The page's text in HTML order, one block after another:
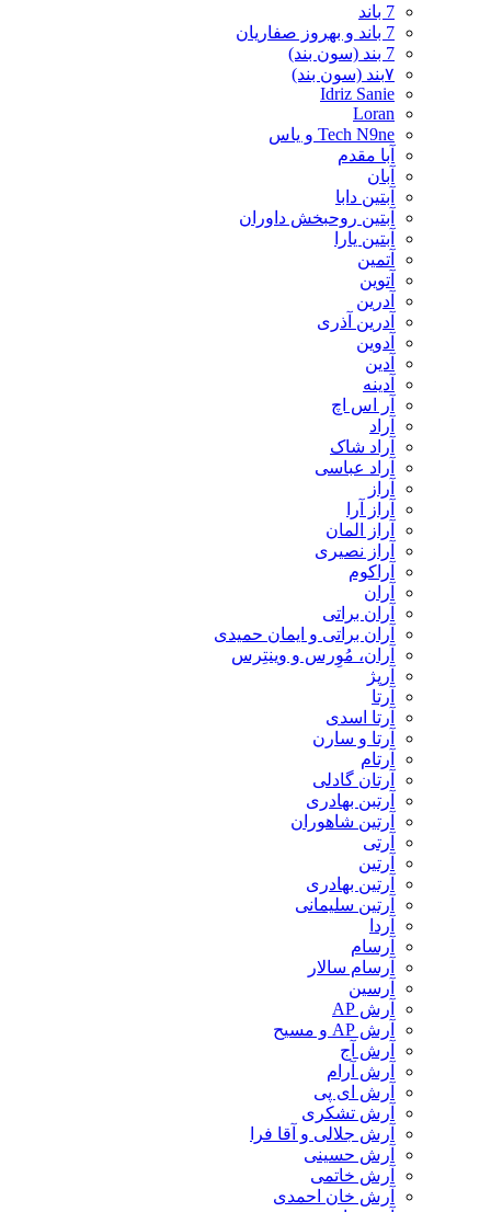
7 باند
7 باند و بهروز صفاریان
7 بند (سون بند)
۷بند (سون بند)
Idriz Sanie
Loran
Tech N9ne و یاس
آبا مقدم
آبان
آبتین دابا
آبتین روحبخش داوران
آبتین یارا
آتمین
آتوین
آدرین
آدرین آذری
آدوین
آدین
آدینه
آر اس اچ
آراد
آراد شاک
آراد عباسی
آراز
آراز آرا
آراز المان
آراز نصیری
آراکوم
آران
آران براتی
آران براتی و ایمان حمیدی
آران، مُوِرس و وینتِرس
آرپژ
آرتا
آرتا اسدی
آرتا و سارن
آرتام
آرتان گادلی
آرتبن بهادری
آرتين شاهوران
آرتی
آرتین
آرتین بهادری
آرتین سلیمانی
آردا
آرسام
آرسام سالار
آرسین
آرش AP
آرش AP و مسیح
آرش آج
آرش آرام
آرش ای پی
آرش تشکری
آرش جلالی و آقا فرا
آرش حسینی
آرش خاتمی
آرش خان احمدی